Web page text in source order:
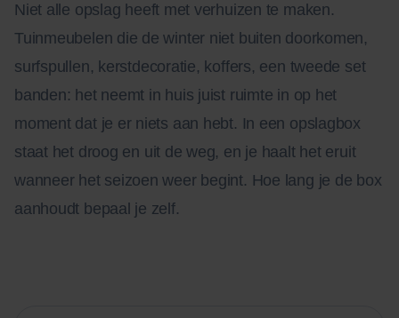
Niet alle opslag heeft met verhuizen te maken.
Tuinmeubelen die de winter niet buiten doorkomen,
surfspullen, kerstdecoratie, koffers, een tweede set
banden: het neemt in huis juist ruimte in op het
moment dat je er niets aan hebt. In een opslagbox
staat het droog en uit de weg, en je haalt het eruit
wanneer het seizoen weer begint. Hoe lang je de box
aanhoudt bepaal je zelf.